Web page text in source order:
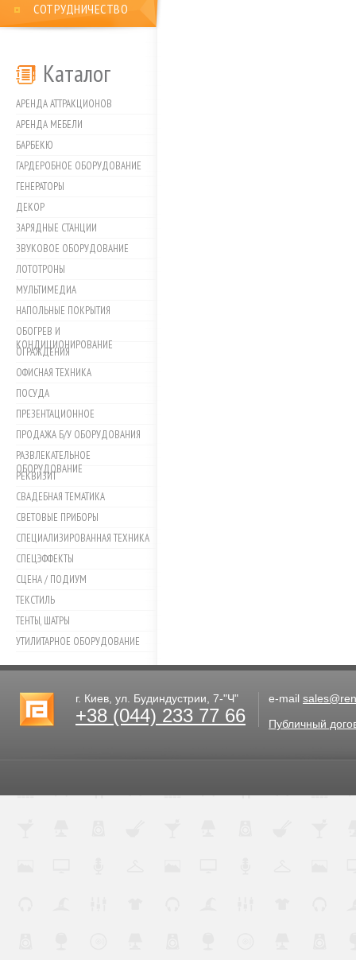
СОТРУДНИЧЕСТВО
Каталог
АРЕНДА АТТРАКЦИОНОВ
АРЕНДА МЕБЕЛИ
БАРБЕКЮ
ГАРДЕРОБНОЕ ОБОРУДОВАНИЕ
ГЕНЕРАТОРЫ
ДЕКОР
ЗАРЯДНЫЕ СТАНЦИИ
ЗВУКОВОЕ ОБОРУДОВАНИЕ
ЛОТОТРОНЫ
МУЛЬТИМЕДИА
НАПОЛЬНЫЕ ПОКРЫТИЯ
ОБОГРЕВ И
КОНДИЦИОНИРОВАНИЕ
ОГРАЖДЕНИЯ
ОФИСНАЯ ТЕХНИКА
ПОСУДА
ПРЕЗЕНТАЦИОННОЕ
ПРОДАЖА Б/У ОБОРУДОВАНИЯ
РАЗВЛЕКАТЕЛЬНОЕ
ОБОРУДОВАНИЕ
РЕКВИЗИТ
СВАДЕБНАЯ ТЕМАТИКА
СВЕТОВЫЕ ПРИБОРЫ
СПЕЦИАЛИЗИРОВАННАЯ ТЕХНИКА
СПЕЦЭФФЕКТЫ
СЦЕНА / ПОДИУМ
ТЕКСТИЛЬ
ТЕНТЫ, ШАТРЫ
УТИЛИТАРНОЕ ОБОРУДОВАНИЕ
г. Киев, ул. Будиндустрии, 7-"Ч"
+38 (044) 233 77 66
e-mail
Публичный